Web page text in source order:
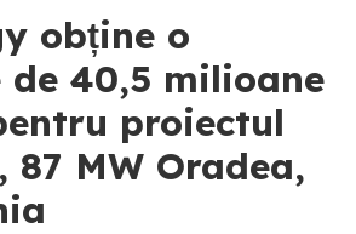
obține o
40,5 milioane
proiectul
87 MW Oradea,